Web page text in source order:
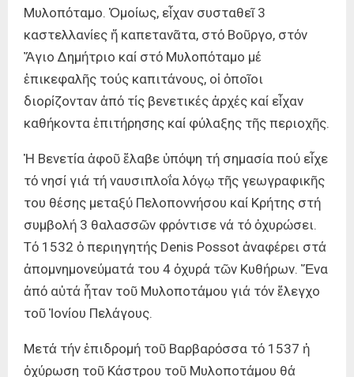
Μυλοπόταμο. Ὁμοίως, εἶχαν συσταθεῖ 3
καστελλανίες ἤ καπετανᾶτα, στό Βοῦργο, στόν
Ἅγιο Δημήτριο καί στό Μυλοπόταμο μέ
ἐπικεφαλῆς τούς καπιτάνους, οἱ ὁποῖοι
διορίζονταν ἀπό τίς βενετικές ἀρχές καί εἶχαν
καθήκοντα ἐπιτήρησης καί φύλαξης τῆς περιοχῆς.
Ἡ Βενετία ἀφοῦ ἔλαβε ὑπόψη τή σημασία πού εἶχε
τό νησί γιά τή ναυσιπλοΐα λόγῳ τῆς γεωγραφικῆς
του θέσης μεταξύ Πελοποννήσου καί Κρήτης στή
συμβολή 3 θαλασσῶν φρόντισε νά τό ὀχυρώσει.
Τό 1532 ὁ περιηγητής Denis Possot ἀναφέρει στά
ἀπομνημονεύματά του 4 ὀχυρά τῶν Κυθήρων. Ἕνα
ἀπό αὐτά ἦταν τοῦ Μυλοποτάμου γιά τόν ἔλεγχο
τοῦ Ἰονίου Πελάγους.
Μετά τήν ἐπιδρομή τοῦ Βαρβαρόσσα τό 1537 ἡ
ὀχύρωση τοῦ Κάστρου τοῦ Μυλοποτάμου θά